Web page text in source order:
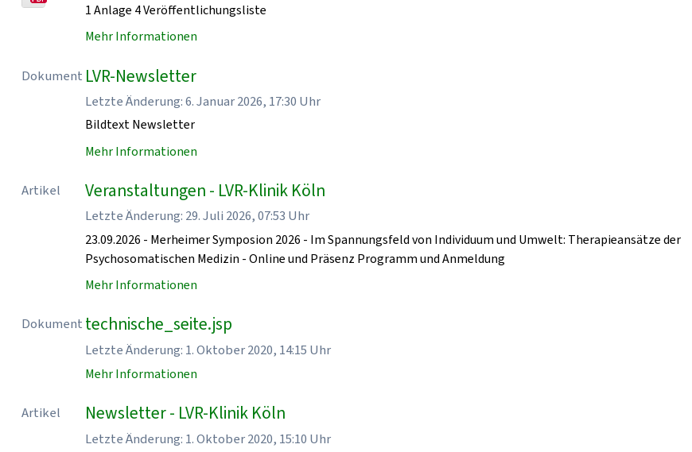
1 Anlage 4 Veröffentlichungsliste
Mehr Informationen
Dokument LVR-Newsletter
Letzte Änderung: 6. Januar 2026, 17:30 Uhr
Bildtext Newsletter
Mehr Informationen
Artikel Veranstaltungen - LVR-Klinik Köln
Letzte Änderung: 29. Juli 2026, 07:53 Uhr
23.09.2026 - Merheimer Symposion 2026 - Im Spannungsfeld von Individuum und Umwelt: Therapieansätze der
Psychosomatischen Medizin - Online und Präsenz Programm und Anmeldung
Mehr Informationen
Dokument technische_seite.jsp
Letzte Änderung: 1. Oktober 2020, 14:15 Uhr
Mehr Informationen
Artikel Newsletter - LVR-Klinik Köln
Letzte Änderung: 1. Oktober 2020, 15:10 Uhr